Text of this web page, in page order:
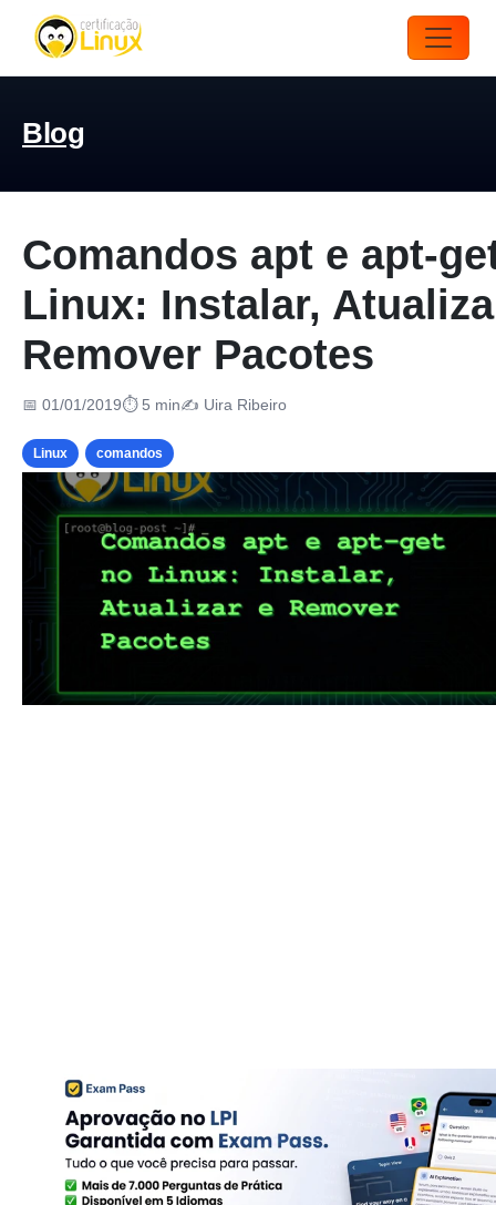
Blog
Comandos apt e apt-
Linux: Instalar,
Remover Pacotes
📅 01/01/2019⏱ 5 min✍️ Uira Ribeiro
Linux comandos